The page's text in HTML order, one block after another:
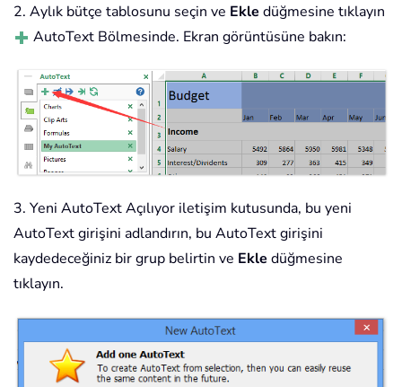
2. Aylık bütçe tablosunu seçin ve Ekle düğmesine tıklayın
AutoText Bölmesinde. Ekran görüntüsüne bakın:
3. Yeni AutoText Açılıyor iletişim kutusunda, bu yeni
AutoText girişini adlandırın, bu AutoText girişini
kaydedeceğiniz bir grup belirtin ve Ekle düğmesine
tıklayın.